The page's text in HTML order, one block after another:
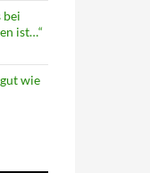
bei
ist…“
wie